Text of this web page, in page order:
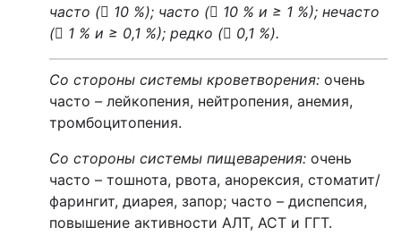
часто ( 10 %); часто ( 10 % и ≥ 1 %); нечасто
( 1 % и ≥ 0,1 %); редко ( 0,1 %).
Со стороны системы кроветворения: очень
часто – лейкопения, нейтропения, анемия,
тромбоцитопения.
Со стороны системы пищеварения: очень
часто – тошнота, рвота, анорексия, стоматит/
фарингит, диарея, запор; часто – диспепсия,
повышение активности АЛТ, АСТ и ГГТ.